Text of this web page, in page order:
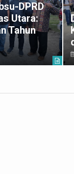
DPRD
Utara:
Tahun